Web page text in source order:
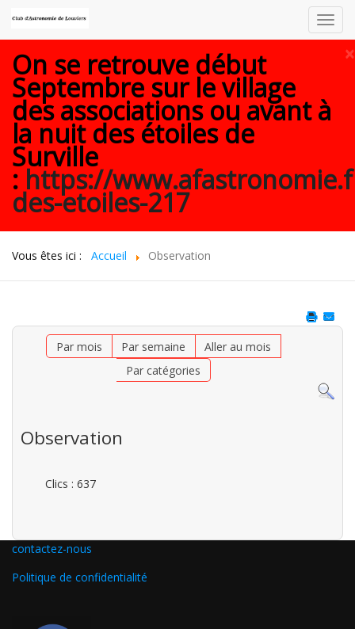
×
On se retrouve début
Septembre sur le village
des associations ou avant à
la nuit des étoiles de
Surville
: https://
des-etoiles-217
Vous êtes ici : Accueil Observation
Par mois Par semaine
Aller au mois
Par catégories
Observation
Clics : 637
contactez-nous
Politique de confidentialité